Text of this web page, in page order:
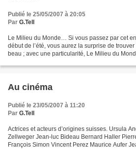
Publié le 25/05/2007 à 20:05
Par G.Tell
Le Milieu du Monde… Si vous passez par cet
début de l’été, vous aurez la surprise de
beau ; avec une particularité, Le Milieu du
Au cinéma
Publié le 23/05/2007 à 11:20
Par G.Tell
Actrices et acteurs d’origines suisses. Ursula
Zellweger Jean-luc Bideau Bernard Haller
François Simon Vincent Perez Maurice Aufer